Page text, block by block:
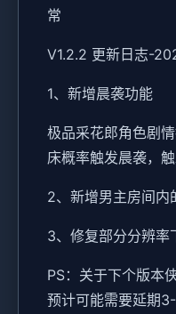
常
V1.2.2 更新日志-
1、新增晨袭功能
极品采花郎角色剧
床概率触发晨袭，
2、新增男主房间内
3、修复部分分辨率
PS：关于下个版本
预计可能需要延期